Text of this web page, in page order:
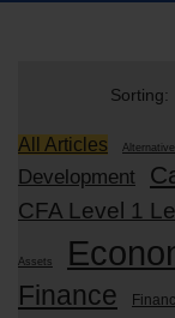
All Articles
Development
CFA Level 1
Assets
Finance